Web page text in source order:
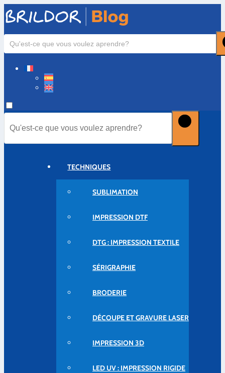
TECHNIQUES
SUBLIMATION
IMPRESSION DTF
DTG : IMPRESSION TEXTILE
SÉRIGRAPHIE
BRODERIE
DÉCOUPE ET GRAVURE LASER
IMPRESSION 3D
LED UV : IMPRESSION RIGIDE